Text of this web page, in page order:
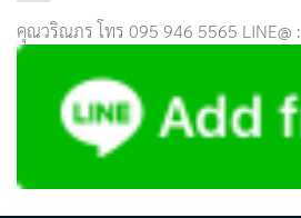
คุณวริณภร โทร 095 946 5565 LINE@